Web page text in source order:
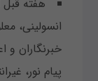
هفته قبل
انسولینی،
خبرنگاران
پیام نور،